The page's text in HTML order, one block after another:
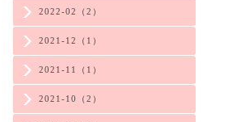
2022-02（2）
2021-12（1）
2021-11（1）
2021-10（2）